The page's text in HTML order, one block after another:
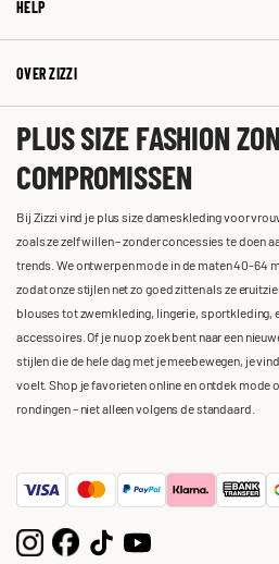
HELP
OVER ZIZZI
PLUS SIZE FASHION
COMPROMISSEN
Bij Zizzi vind je plus size dameskleding voor
zoals ze zelf willen – zonder concessies te doen
trends. We ontwerpen mode in de maten 40-64
zodat onze stijlen net zo goed zitten als ze
blouses tot zwemkleding, lingerie, sportkleding,
accessoires. Of je nu op zoek bent naar een
stijlen die de hele dag met je meebewegen, je
voelt. Shop je favorieten online en ontdek
rondingen – niet alleen volgens de standaard.